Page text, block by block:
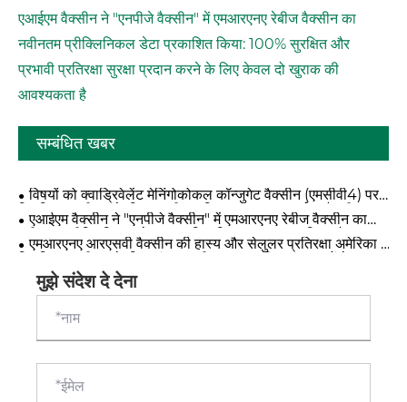
एआईएम वैक्सीन ने "एनपीजे वैक्सीन" में एमआरएनए रेबीज वैक्सीन का
नवीनतम प्रीक्लिनिकल डेटा प्रकाशित किया: 100% सुरक्षित और
प्रभावी प्रतिरक्षा सुरक्षा प्रदान करने के लिए केवल दो खुराक की
आवश्यकता है
सम्बंधित खबर
विषयों को क्वाड्रिवेलेंट मेनिंगोकोकल कॉन्जुगेट वैक्सीन (एमसीवी4) पर
क्लिनिकल परीक्षण के लिए समूहीकृत किया गया था - एआईएम वैक्सीन का
एक अन्य प्रमुख उत्पाद
एआईएम वैक्सीन ने "एनपीजे वैक्सीन" में एमआरएनए रेबीज वैक्सीन का
नवीनतम प्रीक्लिनिकल डेटा प्रकाशित किया: 100% सुरक्षित और
प्रभावी प्रतिरक्षा सुरक्षा प्रदान करने के लिए केवल दो खुराक की
एमआरएनए आरएसवी वैक्सीन की हास्य और सेलुलर प्रतिरक्षा अमेरिका में
आवेदन की तुलना में काफी अधिक थी।
मुझे संदेश दे देना